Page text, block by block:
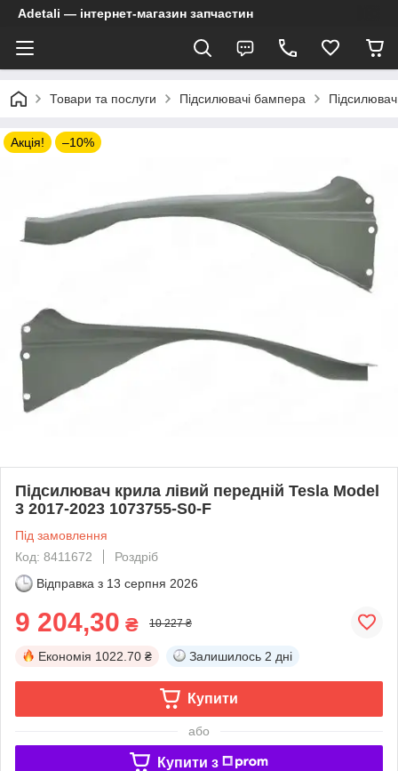
Adetali — інтернет-магазин запчастин
Товари та послуги Підсилювачі бампера
Акція! –10%
Підсилювач крила лівий передній Tesla Model
3 2017-2023 1073755-S0-F
Під замовлення
Код: 8411672
Роздріб
Відправка з 13 серпня 2026
9 204,30 ₴ 10 227 ₴
Економія 1022.70 ₴ Залишилось 2 дні
Купити
або
Купити з